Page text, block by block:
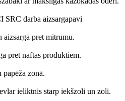
SRC darba aizsargapavi
aizsargā pret mitrumu.
pret naftas produktiem.
zonā.
ieliktnis starp iekšzoli un zoli.